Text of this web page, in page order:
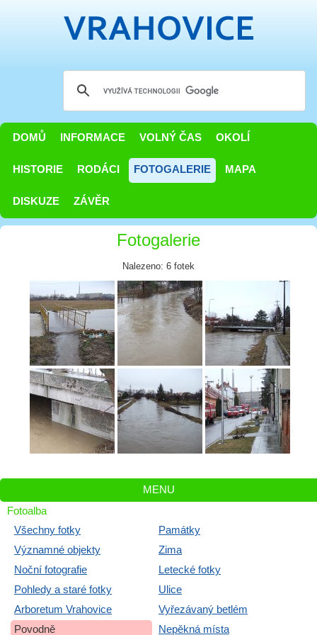
DOMŮ INFORMACE VOLNÝ ČAS OKOLÍ
HISTORIE RODÁCI FOTOGALERIE MAPA
DISKUZE ZÁVĚR
Fotogalerie
Nalezeno: 6 fotek
MENU
Fotoalba
Všechny fotky
Památky
Významné objekty
Zima
Noční fotografie
Letecké fotky
Pohledy a staré fotky
Ulice
Arboretum Vrahovice
Vyřezávaný betlém
Povodně
Nepěkná místa